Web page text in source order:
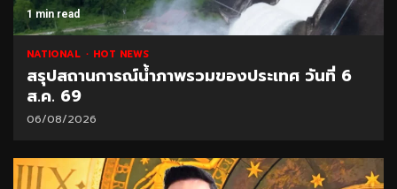
1 min read
NATIONAL HOT NEWS
สรุปสถานการณ์น้ำภาพรวมของประเทศ วันที่ 6
ส.ค. 69
06/08/2026